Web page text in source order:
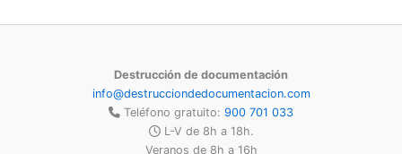
Destrucción de documentación
info@destrucciondedocumentacion.com
Teléfono gratuito: 900 701 033
L-V de 8h a 18h.
Veranos de 8h a 16h